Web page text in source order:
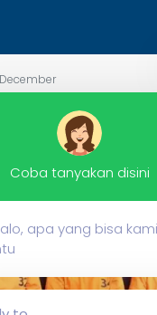
December
2022
Coba tanyakan disini
apa yang bisa kami